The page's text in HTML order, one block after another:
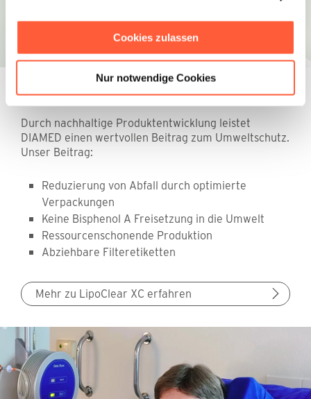
Cookies zulassen
Nur notwendige Cookies
Unser Beitrag zur Nachhaltigkeit
Durch nachhaltige Produktentwicklung leistet
DIAMED einen wertvollen Beitrag zum Umweltschutz.
Unser Beitrag:
Reduzierung von Abfall durch optimierte
Verpackungen
Keine Bisphenol A Freisetzung in die Umwelt
Ressourcenschonende Produktion
Abziehbare Filteretiketten
Mehr zu LipoClear XC erfahren
Zur Kenntnis genommen und akzeptiert